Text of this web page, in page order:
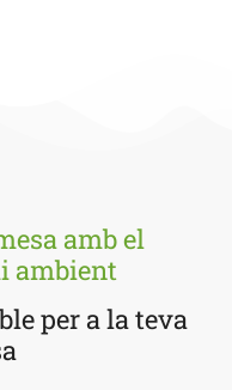
amb el
ambient
per a la teva